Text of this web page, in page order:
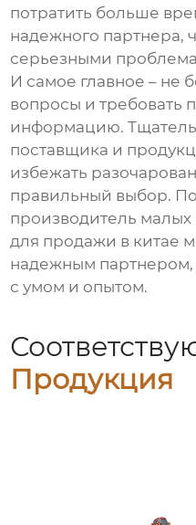
потратить больше
надежного партнера,
серьезными
И самое главное – не
вопросы и требовать
информацию.
поставщика и
избежать
правильный выбор.
производитель малых
для продажи в китае
надежным партнером,
с умом и опытом.
Продукция